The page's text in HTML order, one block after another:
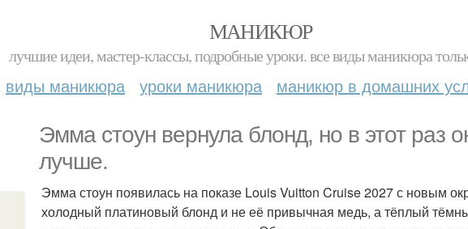
МАНИКЮР
лучшие идеи, мастер-классы, подробные уроки. все виды маникюра
виды маникюра уроки маникюра маникюр в домашних
Эмма стоун вернула блонд, но в этот раз
лучше.
Эмма стоун появилась на показе Louis Vuitton Cruise 2027 с новым
холодный платиновый блонд и не её привычная медь, а тёплый